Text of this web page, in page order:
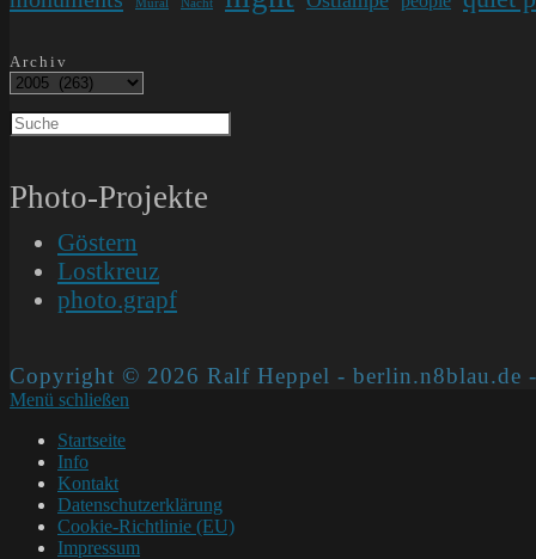
Mural Nacht
Archiv
Photo-Projekte
Göstern
Lostkreuz
photo.grapf
Copyright © 2026 Ralf Heppel - berlin.n8blau.de
Menü schließen
Startseite
Info
Kontakt
Datenschutzerklärung
Cookie-Richtlinie (EU)
Impressum